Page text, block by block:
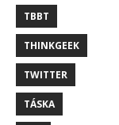
TBBT
THINKGEEK
TWITTER
TÁSKA